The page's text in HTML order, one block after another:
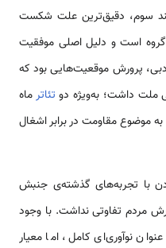
سوم، دقیق‌ترین علت شکست
است و دلیل اصلی موفقیت
پرورش موقعیت‌هایی بود که
ملت داشت؛ به‌ویژه دو تئاترماه
موضوع مقاومت در برابر اشغال
با تجربه‌های گذشته‌ی جنبش
مردم تفاوتی نداشت. با وجود
نوآوری‌ای کامل، اما معیار